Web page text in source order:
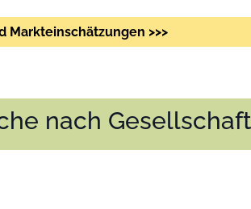
Markteinschätzungen >>>
nach